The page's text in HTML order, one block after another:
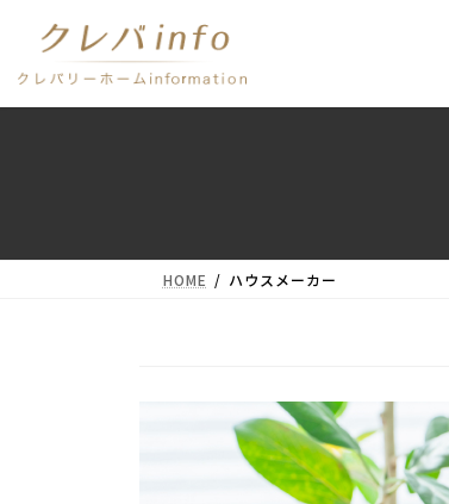
テ
ン
ゲ
ー
HOME ハウスメーカー